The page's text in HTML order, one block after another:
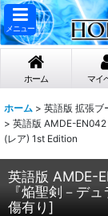
メニュー
ホーム マイ
ホーム > 英語版 拡張ブ
> 英語版 AMDE-
(レア) 1st Edition
英語版 AMDE-
『焔聖剣－デ
傷有り]